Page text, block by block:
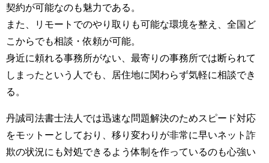
契約が可能なのも魅力である。
また、リモートでのやり取りも可能な環境を整え、全国ど
こからでも相談・依頼が可能。
身近に頼れる事務所がない、最寄りの事務所では断られて
しまったという人でも、居住地に関わらず気軽に相談でき
る。
丹誠司法書士法人では迅速な問題解決のためスピード対応
をモットーとしており、移り変わりが非常に早いネット詐
欺の状況にも対処できるよう体制を作っているのも心強い